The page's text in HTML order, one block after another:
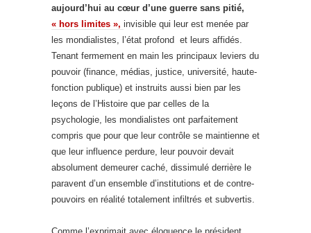
aujourd’hui au cœur d’une guerre sans pitié,
« hors limites », invisible qui leur est menée par
les mondialistes, l’état profond et leurs affidés.
Tenant fermement en main les principaux leviers du
pouvoir (finance, médias, justice, université, haute-
fonction publique) et instruits aussi bien par les
leçons de l’Histoire que par celles de la
psychologie, les mondialistes ont parfaitement
compris que pour que leur contrôle se maintienne et
que leur influence perdure, leur pouvoir devait
absolument demeurer caché, dissimulé derrière le
paravent d’un ensemble d’institutions et de contre-
pouvoirs en réalité totalement infiltrés et subvertis.